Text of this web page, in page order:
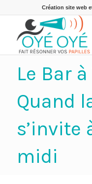
Création site web
Le Bar
Quand
s’invite
midi